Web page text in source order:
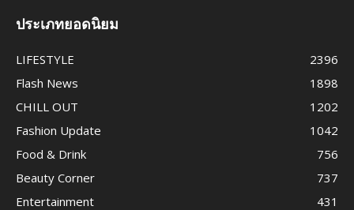
ประเภทยอดนิยม
LIFESTYLE
2396
Flash News
1898
CHILL OUT
1202
Fashion Update
1042
Food & Drink
756
Beauty Corner
737
Entertainment
431